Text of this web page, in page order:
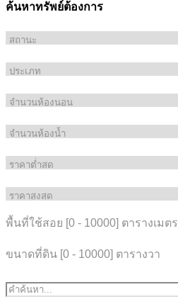
ค้นหาทรัพย์ต้องการ
พื้นที่ใช้สอย [0 - 10000] ตารางเมตร
ขนาดที่ดิน [0 - 10000] ตารางวา